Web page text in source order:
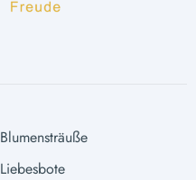
Blumensträuße
Liebesbote